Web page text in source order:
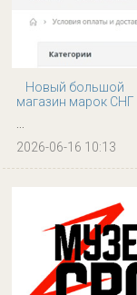
Новый большой
магазин марок СНГ
...
2026-06-16 10:13